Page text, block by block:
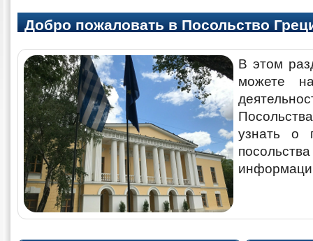
Добро пожаловать в Посольство
В этом
можете
узнать о